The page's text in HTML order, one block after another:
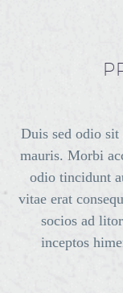
Duis sed odio sit
mauris. Morbi
odio tincidunt
vitae erat
socios ad
inceptos